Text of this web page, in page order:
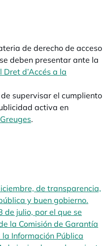
de derecho de acceso
deben presentar ante la
d’Accés a la
en una pestaña nueva
supervisar el cumpliento
activa en
se abre en una
.
de transparencia,
y buen gobierno.
julio, por el que se
la Comisión de Garantía
Información Pública